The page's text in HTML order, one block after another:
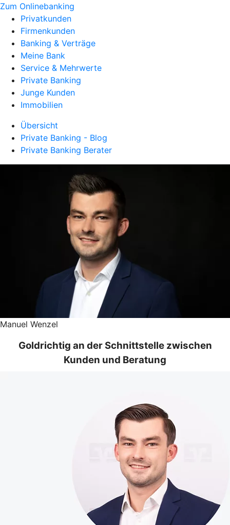
Zum Onlinebanking
Privatkunden
Firmenkunden
Banking & Verträge
Meine Bank
Service & Mehrwerte
Private Banking
Junge Kunden
Immobilien
Übersicht
Private Banking - Blog
Private Banking Berater
Manuel Wenzel
Goldrichtig an der Schnittstelle zwischen
Kunden und Beratung